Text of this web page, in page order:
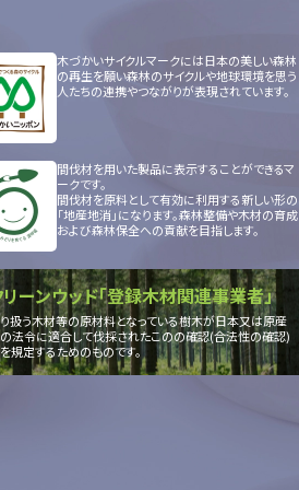
木づかいサイクルマークには日本の美しい森林
の再生を願い森林のサイクルや地球環境を思う
人たちの連携やつながりが表現されています。
間伐材を用いた製品に表示することができるマ
ークです。
間伐材を原料として有効に利用する新しい形の
「地産地消」になります。森林整備や木材の育成
および森林保全への貢献を目指します。
ーンウッド「登録木材関連事業者」
扱う木材等の原材料となっている樹木が日本又は原産
法令に適合して伐採されたこのの確認(合法性の確認)
規定するためのものです。